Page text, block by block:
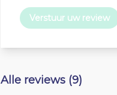
Verstuur uw review
Alle reviews (9)